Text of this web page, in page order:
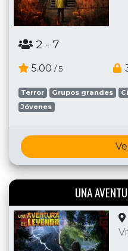
2 - 7
5.00 / 5
Terror Grupos grandes
Jóvenes
UNA